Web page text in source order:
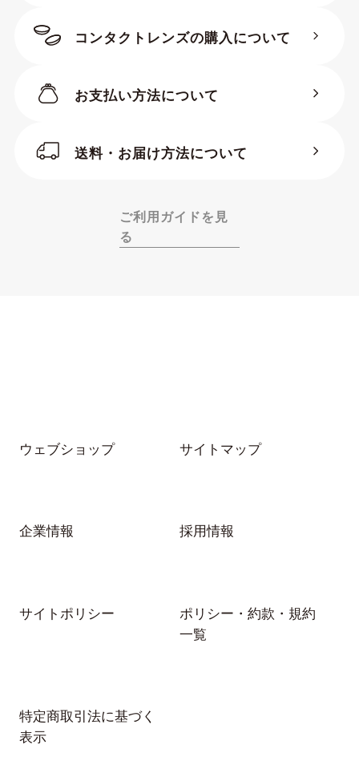
コンタクトレンズの購入について
お支払い方法について
送料・お届け方法について
ご利用ガイドを見
る
ウェブショップ サイトマップ
企業情報 採用情報
サイトポリシー
ポリシー・約款・規約
一覧
特定商取引法に基づく
表示